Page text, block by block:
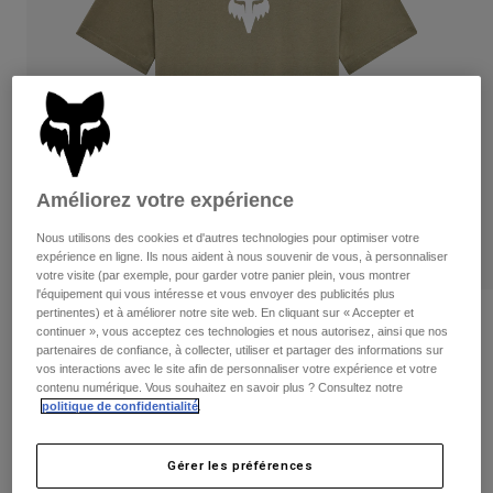
Pantalons
Shorts
Vestes
Gants
Protections
Masques
Chaussettes
Pièces de rechange
Gants
Vestes
Masques
Chaussettes
Sacs et accessoires
Pièces de rechange
Chemises
Femme
T-shirts et tops
Sweats et Pulls
Vestes
Pantalons
Chemises
Protections
Chaussettes
Voir tout
Moto
Casques
Maillots
Pantalons
Bottes
Protections
Avis
T-shirt Fox Head - Femme
Article n°31850
Price reduced from
Améliorez votre expérience
Nous utilisons des cookies et d'autres technologies pour optimiser votre
expérience en ligne. Ils nous aident à nous souvenir de vous, à personnaliser
votre visite (par exemple, pour garder votre panier plein, vous montrer
l'équipement qui vous intéresse et vous envoyer des publicités plus
pertinentes) et à améliorer notre site web. En cliquant sur « Accepter et
continuer », vous acceptez ces technologies et nous autorisez, ainsi que nos
partenaires de confiance, à collecter, utiliser et partager des informations sur
vos interactions avec le site afin de personnaliser votre expérience et votre
contenu numérique. Vous souhaitez en savoir plus ? Consultez notre
politique de confidentialité
Gérer les préférences